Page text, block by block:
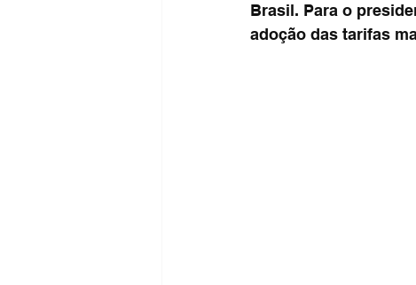
Brasil. Para o
adoção das tarifas